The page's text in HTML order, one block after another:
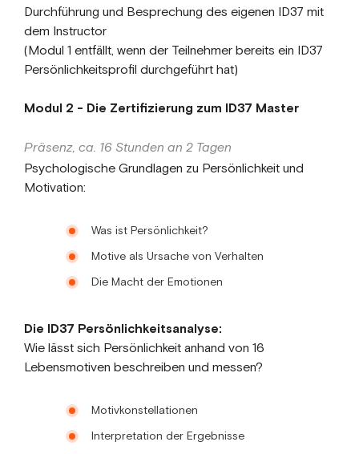
Durchführung und Besprechung des eigenen ID37 mit
dem Instructor
(Modul 1 entfällt, wenn der Teilnehmer bereits ein ID37
Persönlichkeitsprofil durchgeführt hat)
Modul 2 - Die Zertifizierung zum ID37 Master
Präsenz, ca. 16 Stunden an 2 Tagen
Psychologische Grundlagen zu Persönlichkeit und
Motivation:
Was ist Persönlichkeit?
Motive als Ursache von Verhalten
Die Macht der Emotionen
Die ID37 Persönlichkeitsanalyse:
Wie lässt sich Persönlichkeit anhand von 16
Lebensmotiven beschreiben und messen?
Motivkonstellationen
Interpretation der Ergebnisse